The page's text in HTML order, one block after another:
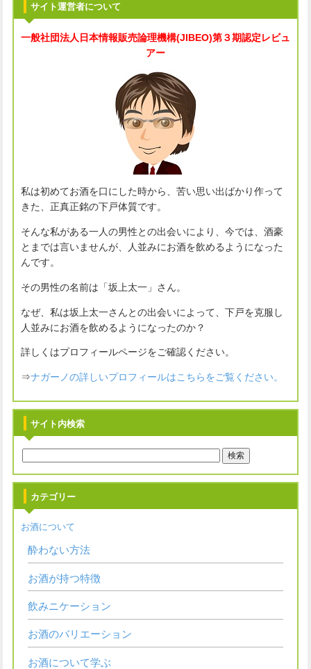
サイト運営者について
一般社団法人 日本情報販売論理機構(JIBEO)第３期認定レビュ
アー
私は初めてお酒を口にした時から、苦い思い出ばかり作って
きた、正真正銘の下戸体質です。
そんな私がある一人の男性との出会いにより、今では、酒豪
とまでは言いませんが、人並みにお酒を飲めるようになった
んです。
その男性の名前は「坂上太一」さん。
なぜ、私は坂上太一さんとの出会いによって、下戸を克服し
人並みにお酒を飲めるようになったのか？
詳しくはプロフィールページをご確認ください。
⇒ナガーノの詳しいプロフィールはこちらをご覧ください。
サイト内検索
カテゴリー
お酒について
酔わない方法
お酒が持つ特徴
飲みニケーション
お酒のバリエーション
お酒について学ぶ